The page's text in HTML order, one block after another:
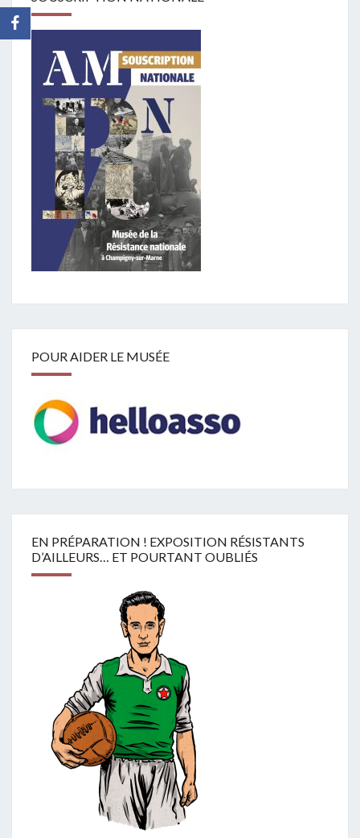
POUR AIDER LE MUSÉE
EN PRÉPARATION ! EXPOSITION RÉSISTANTS
D’AILLEURS… ET POURTANT OUBLIÉS